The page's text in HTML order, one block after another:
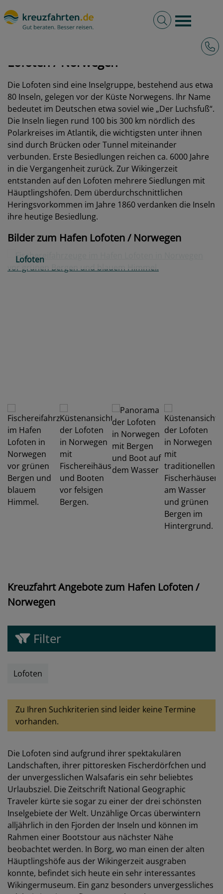
Burger
Volltextsuche
Lofoten / Norwegen
Die Lofoten sind eine Inselgruppe, bestehend aus etwa
80 Inseln, gelegen vor der Küste Norwegens. Ihr Name
bedeutet im Deutschen etwa soviel wie „Der Luchsfuß“.
Die Inseln liegen rund 100 bis 300 km nördlich des
Polarkreises im Atlantik, die wichtigsten unter ihnen
sind durch Brücken oder Tunnel miteinander
verbunden. Erste Besiedlungen reichen ca. 6000 Jahre
in die Vergangenheit zurück. Zur Wikingerzeit
entstanden auf den Lofoten mehrere Siedlungen mit
Häuptlingshöfen. Dem überdurchschnittlichen
Heringsvorkommen im Jahre 1860 verdanken die Inseln
ihre heutige Besiedlung.
Bilder zum Hafen Lofoten / Norwegen
Lofoten
Kreuzfahrt Angebote zum Hafen Lofoten /
Norwegen
Filter
Lofoten
Zu Ihren Suchkriterien sind leider keine Termine
vorhanden.
Die Lofoten sind aufgrund ihrer spektakulären
Landschaften, ihrer pittoresken Fischerdörfchen und
der unvergesslichen Walsafaris ein sehr beliebtes
Urlaubsziel. Die Zeitschrift National Geographic
Traveler kürte sie sogar zu einer der drei schönsten
Inselgebiete der Welt. Unzählige Orcas überwintern
alljährlich in den Fjorden der Inseln und können im
Rahmen einer Bootstour aus nächster Nähe
beobachtet werden. In Borg, wo man einen der alten
Häuptlingshöfe aus der Wikingerzeit ausgraben
konnte, befindet sich heute ein sehr interessantes
Wikingermuseum. Ein ganz besonders unvergessliches